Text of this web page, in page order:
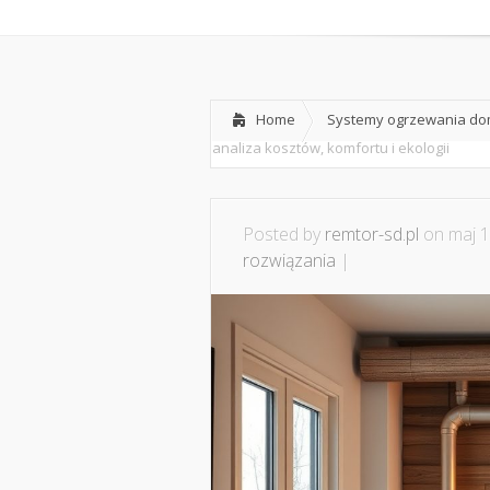
Home Systemy ogrzewania
analiza kosztów, komfortu i ekologii
Posted by remtor-sd.pl on maj
rozwiązania |